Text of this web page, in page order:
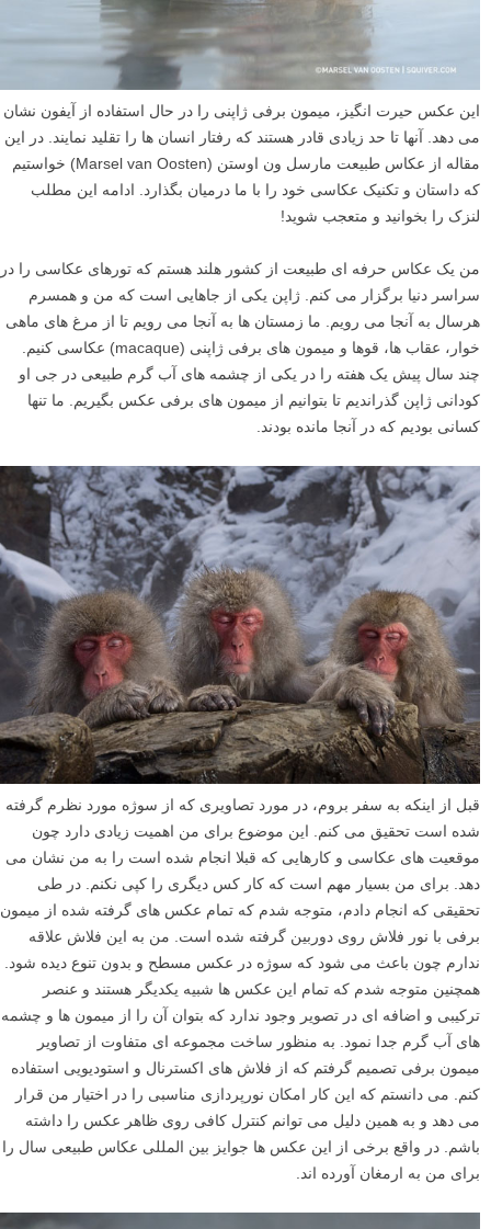
این عکس حیرت انگیز، میمون برفی ژاپنی را در حال استفاده از آیفون نشان
می دهد. آنها تا حد زیادی قادر هستند که رفتار انسان ها را تقلید نمایند. در این
مقاله از عکاس طبیعت مارسل ون اوستن (Marsel van Oosten) خواستیم
که داستان و تکنیک عکاسی خود را با ما درمیان بگذارد. ادامه این مطلب
لنزک را بخوانید و متعجب شوید!
من یک عکاس حرفه ای طبیعت از کشور هلند هستم که تورهای عکاسی را در
سراسر دنیا برگزار می کنم. ژاپن یکی از جاهایی است که من و همسرم
هرسال به آنجا می رویم. ما زمستان ها به آنجا می رویم تا از مرغ های ماهی
خوار، عقاب ها، قوها و میمون های برفی ژاپنی (macaque) عکاسی کنیم.
چند سال پیش یک هفته را در یکی از چشمه های آب گرم طبیعی در جی او
کودانی ژاپن گذراندیم تا بتوانیم از میمون های برفی عکس بگیریم. ما تنها
کسانی بودیم که در آنجا مانده بودند.
قبل از اینکه به سفر بروم، در مورد تصاویری که از سوژه مورد نظرم گرفته
شده است تحقیق می کنم. این موضوع برای من اهمیت زیادی دارد چون
موقعیت های عکاسی و کارهایی که قبلا انجام شده است را به من نشان می
دهد. برای من بسیار مهم است که کار کس دیگری را کپی نکنم. در طی
تحقیقی که انجام دادم، متوجه شدم که تمام عکس های گرفته شده از میمون
برفی با نور فلاش روی دوربین گرفته شده است. من به این فلاش علاقه
ندارم چون باعث می شود که سوژه در عکس مسطح و بدون تنوع دیده شود.
همچنین متوجه شدم که تمام این عکس ها شبیه یکدیگر هستند و عنصر
ترکیبی و اضافه ای در تصویر وجود ندارد که بتوان آن را از میمون ها و چشمه
های آب گرم جدا نمود. به منظور ساخت مجموعه ای متفاوت از تصاویر
میمون برفی تصمیم گرفتم که از فلاش های اکسترنال و استودیویی استفاده
کنم. می دانستم که این کار امکان نورپردازی مناسبی را در اختیار من قرار
می دهد و به همین دلیل می توانم کنترل کافی روی ظاهر عکس را داشته
باشم. در واقع برخی از این عکس ها جوایز بین المللی عکاس طبیعی سال را
برای من به ارمغان آورده اند.